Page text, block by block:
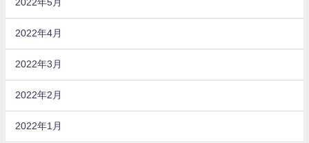
2022年5月
2022年4月
2022年3月
2022年2月
2022年1月